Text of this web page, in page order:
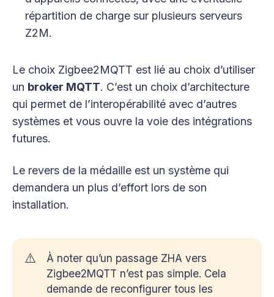
répartition de charge sur plusieurs serveurs
Z2M.
Le choix Zigbee2MQTT est lié au choix d’utiliser
un broker MQTT. C’est un choix d’architecture
qui permet de l’interopérabilité avec d’autres
systèmes et vous ouvre la voie des intégrations
futures.
Le revers de la médaille est un système qui
demandera un plus d’effort lors de son
installation.
⚠️
À noter qu’un passage ZHA vers
Zigbee2MQTT n’est pas simple. Cela
demande de reconfigurer tous les